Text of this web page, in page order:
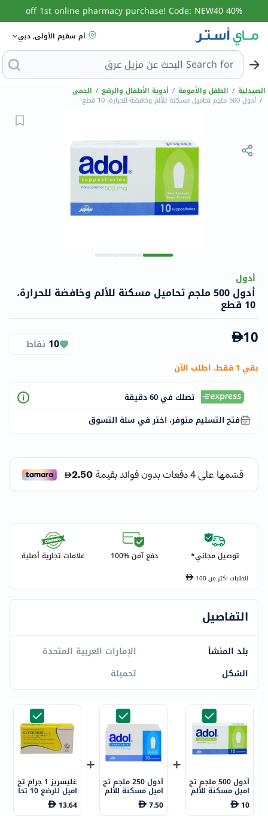
40% off 1st online pharmacy purchase! Code: NEW40
أم سقيم الأولى, دبي
Search for
الصيدلية / الطفل والأمومة / أدوية الأطفال والرضع / الحمى
/ أدول 500 ملجم تحاميل مسكنة للألم وخافضة للحرارة، 10 قطع
أدول
أدول 500 ملجم تحاميل مسكنة للألم وخافضة للحرارة،
10 قطع
10
10 نقاط
بقي 1 فقط، اطلب الآن
تصلك في 60 دقيقة
فتح التسليم متوفر، اختر في سلة التسوق
توصيل مجاني* دفع آمن %100 علامات تجارية أصلية
للطلبات اكتر من100
التفاصيل
بلد المنشأ
الإمارات العربية المتحدة
الشكل
تحميلة
أدول 500 ملجم تح
اميل مسكنة للألم
وخافضة للحرارة، 1
0 قطع
10
أدول 250 ملجم تح
اميل مسكنة للألم
وخافضة للحرارة، 1
0 قطع
7.50
غليسريز 1 جرام تح
اميل للرضع 10 تحا
ميل
13.64